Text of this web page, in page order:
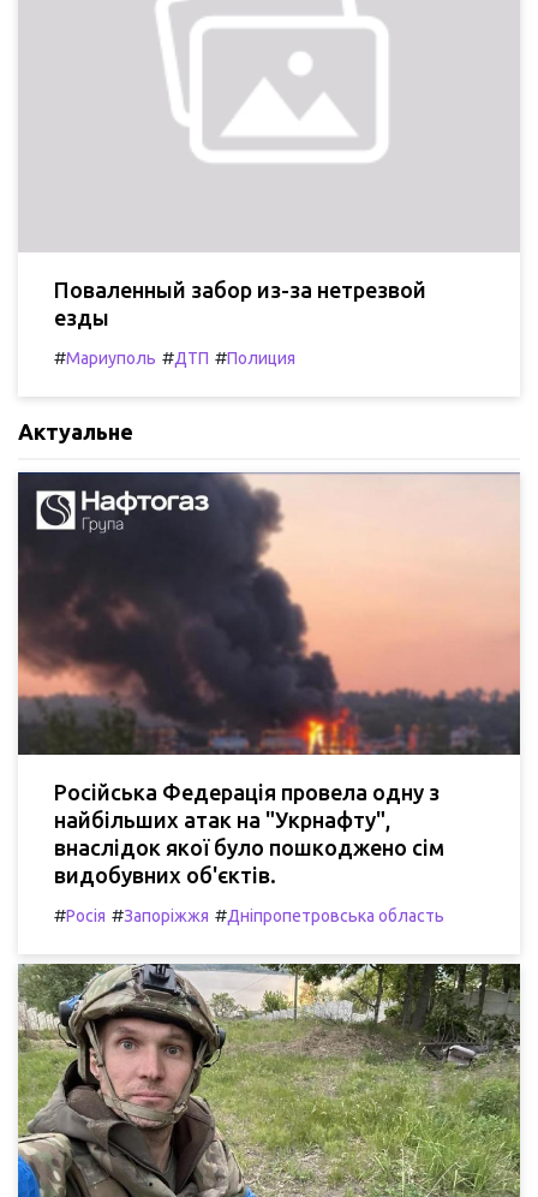
Поваленный забор из-за нетрезвой
езды
#Мариуполь #ДТП #Полиция
Актуальне
Російська Федерація провела одну з
найбільших атак на "Укрнафту",
внаслідок якої було пошкоджено сім
видобувних об'єктів.
#Росія #Запоріжжя #Дніпропетровська область